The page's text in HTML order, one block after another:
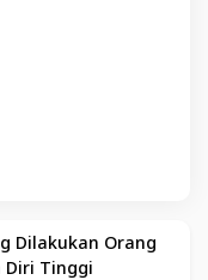
Dilakukan Orang
Diri Tinggi